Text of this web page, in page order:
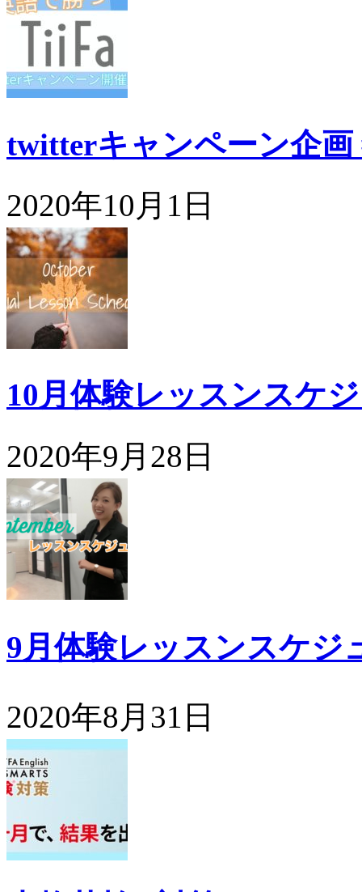
twitterキャンペーン企画
2020年10月1日
10月体験レッスンスケ
2020年9月28日
9月体験レッスンスケジ
2020年8月31日